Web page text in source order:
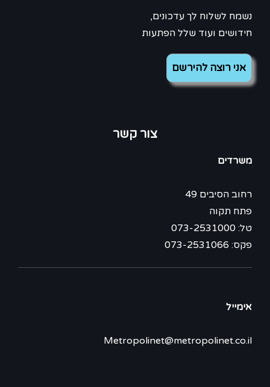
נשמח לשלוח לך עדכונים,
חידושים ועוד שלל הפתעות
צור קשר
משרדים
רחוב הסיבים 49
פתח תקוה
טל: 073-2531000
פקס: 073-2531066
אימייל
Metropolinet@metropolinet.co.il